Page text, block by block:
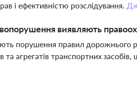
і ефективністю розслідування.
виявляють
порушення правил дорожнього
та агрегатів транспортних